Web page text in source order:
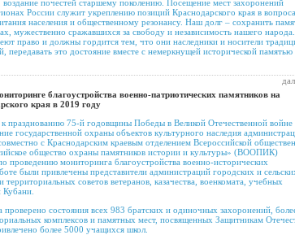
почестей старшему поколению. Посещение мест захоронений
России служит укреплению позиций Краснодарского края в
населения и общественному резонансу. Наш долг – сохранить
мужественно сражавшихся за свободу и независимость нашего народа.
право и должны гордится тем, что они наследники и носители
передавать это достояние вместе с немеркнущей исторической памятью
благоустройства военно-патриотических памятников на
края в 2019 году
к празднованию 75-й годовщины Победы в Великой Отечественной войне
государственной охраны объектов культурного наследия
с Краснодарским краевым отделением Всероссийской
общество охраны памятников истории и культуры» (ВООПИК)
проведению мониторинга благоустройства военно-исторических
были привлечены представители администраций городских и
советов ветеранов, казачества, военкомата, учебных
состояния всех 983 братских и одиночных захоронений,
комплексов и памятных мест, посвященных Защитникам
более 5000 учащихся школ.